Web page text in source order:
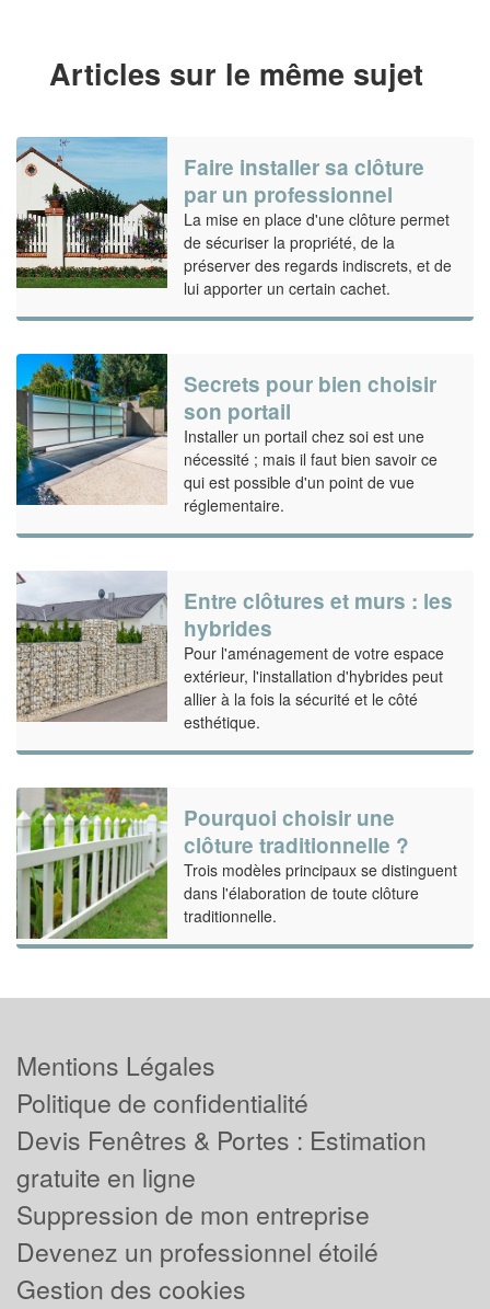
Articles sur le même sujet
Faire installer sa clôture
par un professionnel
La mise en place d'une clôture permet
de sécuriser la propriété, de la
préserver des regards indiscrets, et de
lui apporter un certain cachet.
Secrets pour bien choisir
son portail
Installer un portail chez soi est une
nécessité ; mais il faut bien savoir ce
qui est possible d'un point de vue
réglementaire.
Entre clôtures et murs : les
hybrides
Pour l'aménagement de votre espace
extérieur, l'installation d'hybrides peut
allier à la fois la sécurité et le côté
esthétique.
Pourquoi choisir une
clôture traditionnelle ?
Trois modèles principaux se distinguent
dans l'élaboration de toute clôture
traditionnelle.
Mentions Légales
Politique de confidentialité
Devis Fenêtres & Portes : Estimation
gratuite en ligne
Suppression de mon entreprise
Devenez un professionnel étoilé
Gestion des cookies